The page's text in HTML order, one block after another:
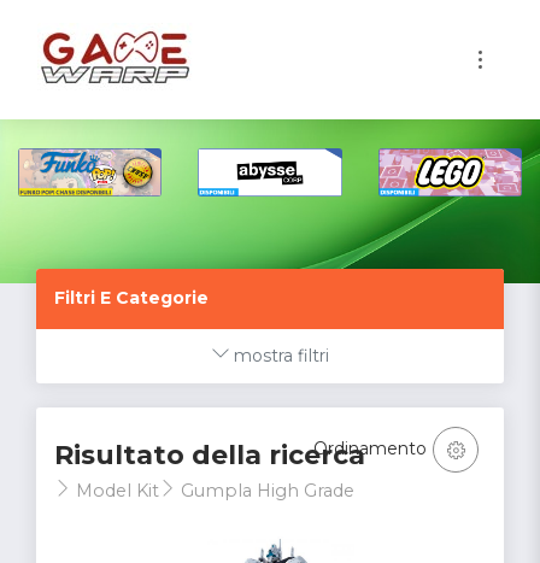
Filtri E Categorie
mostra filtri
Risultato della ricerca
Model Kit Gumpla High Grade
Ordinamento